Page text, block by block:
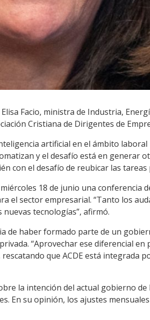
Facio, ministra de Industria,
Cristiana de Dirigentes de
artificial en el ámbito
y el desafío está en generar
con el desafío de reubicar las
18 de junio una conferencia
el sector empresarial. “Tanto los
tecnologías”, afirmó.
de haber formado parte de un
“Aprovechar ese diferencial
que ACDE está integrada
la intención del actual gobierno de
En su opinión, los ajustes